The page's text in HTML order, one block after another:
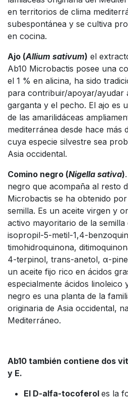
en territorios de clima
subespontánea y se cultiva
en cocina.
Ajo (Allium sativum) el
Ab10 Microbactis posee una
el 1 % en alicina, ha sido
para contribuir/apoyar/ayudar
garganta y el pecho. El ajo es
de las amarilidáceas
mediterránea desde hace más
cuya especie silvestre sea
Asia occidental.
Comino negro (Nigella sativa)
negro que acompaña al resto
Microbactis se ha obtenido
semilla. Es un aceite virgen y
activo mayoritario de la
isopropil-5-metil-1,4-
timohidroquinona,
4-terpinol, trans-anetol, α-
un aceite fijo rico en ácidos
especialmente ácidos linoleico
negro es una planta de la
originaria de Asia occidental,
Mediterráneo.
Ab10 también contiene dos
y E.
El D-alfa-tocoferol es la